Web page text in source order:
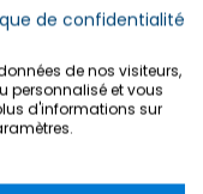
service
cas de
de confidentialité
de nos visiteurs,
personnalisé et vous
d'informations sur